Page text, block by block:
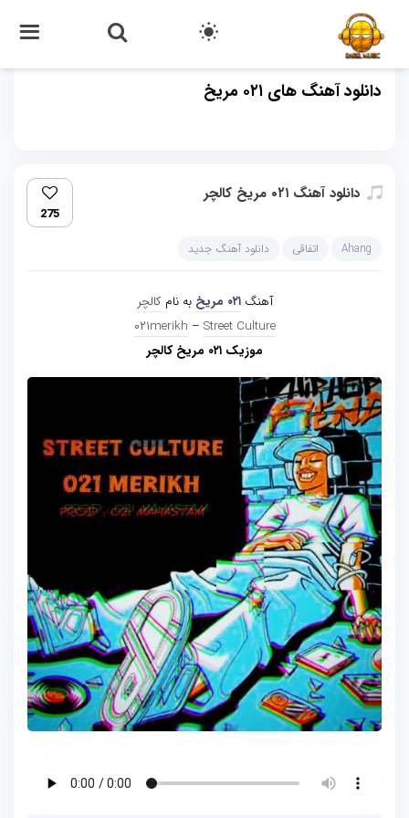
دانلود آهنگ های ۰۲۱ مریخ
دانلود آهنگ ۰۲۱ مریخ کالچر
275
Ahang اتفاقی دانلود آهنگ جدید
آهنگ۰۲۱ مریخ به نامکالچر
۰۲۱merikh – Street Culture
موزیک ۰۲۱ مریخ کالچر